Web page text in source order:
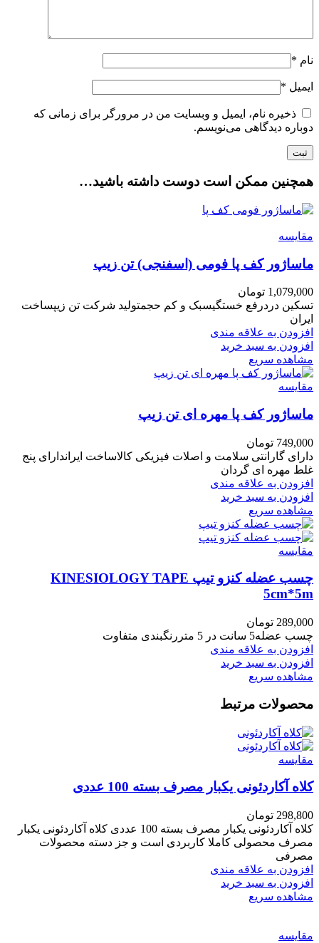
نام *
ایمیل *
ذخیره نام، ایمیل و وبسایت من در مرورگر برای زمانی که
دوباره دیدگاهی می‌نویسم.
همچنین ممکن است دوست داشته باشید…
مقایسه
ماساژور کف پا فومی (اسفنجی) تن زیپ
1,079,000 تومان
تسکین دردرفع خستگیسبک و کم حجمتولید شرکت تن زیپساخت
ایران
افزودن به علاقه مندی
افزودن به سبد خرید
مشاهده سریع
مقایسه
ماساژور کف پا مهره ای تن زیپ
749,000 تومان
دارای گارانتی سلامت و اصلات فیزیکی کالاساخت ایراندارای پنج
غلط مهره ای گردان
افزودن به علاقه مندی
افزودن به سبد خرید
مشاهده سریع
مقایسه
چسب عضله کنزو تیپ KINESIOLOGY TAPE
5cm*5m
289,000 تومان
چسب عضله5 سانت در 5 متررنگبندی متفاوت
افزودن به علاقه مندی
افزودن به سبد خرید
مشاهده سریع
محصولات مرتبط
مقایسه
کلاه آکاردئونی یکبار مصرف بسته 100 عددی
298,800 تومان
کلاه آکاردئونی یکبار مصرف بسته 100 عددی کلاه آکاردئونی یکبار
مصرف محصولی کاملا کاربردی است و جز دسته محصولات
مصرفی
افزودن به علاقه مندی
افزودن به سبد خرید
مشاهده سریع
مقایسه